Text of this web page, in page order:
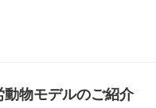
物モデルのご紹介